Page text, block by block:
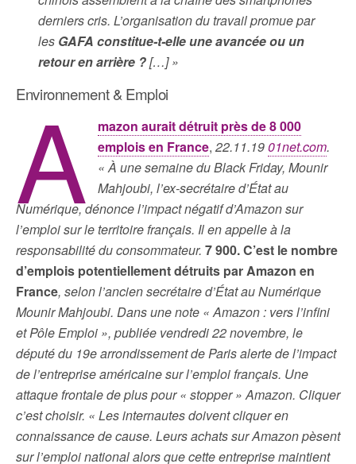
derniers cris. L’organisation du travail promue par
les GAFA constitue-t-elle une avancée ou un
retour en arrière ?[…] »
Environnement & Emploi
A
mazon aurait détruit près de 8 000
emplois en France,22.11.1901net.com.
« À une semaine du Black Friday, Mounir
Mahjoubi, l’ex-secrétaire d’État au
Numérique, dénonce l’impact négatif d’Amazon sur
l’emploi sur le territoire français. Il en appelle à la
responsabilité du consommateur. 7 900. C’est le nombre
d’emplois potentiellement détruits par Amazon en
France, selon l’ancien secrétaire d’État au Numérique
Mounir Mahjoubi. Dans une note « Amazon : vers l’infini
et Pôle Emploi », publiée vendredi 22 novembre, le
député du 19e arrondissement de Paris alerte de l’impact
de l’entreprise américaine sur l’emploi français. Une
attaque frontale de plus pour « stopper » Amazon. Cliquer
c’est choisir. « Les internautes doivent cliquer en
connaissance de cause. Leurs achats sur Amazon pèsent
sur l’emploi national alors que cette entreprise maintient